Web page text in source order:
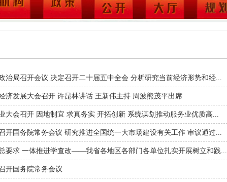
治局召开会议 决定召开二十届五中全会 分析研究当前经济形势和经...
济发展大会召开 许昆林讲话 王新伟主持 周波熊茂平出席
大会召开 因地制宜 求真务实 开拓创新 系统谋划推动服务业优质高...
开国务院常务会议 研究推进全国统一大市场建设有关工作 审议通过...
要求 一体推进学查改——我省各地区各部门各单位扎实开展树立和践...
开国务院常务会议